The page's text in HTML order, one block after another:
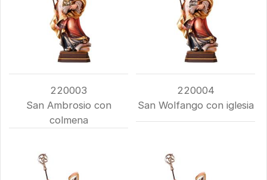
220003
San Ambrosio con
colmena
220004
San Wolfango con iglesia